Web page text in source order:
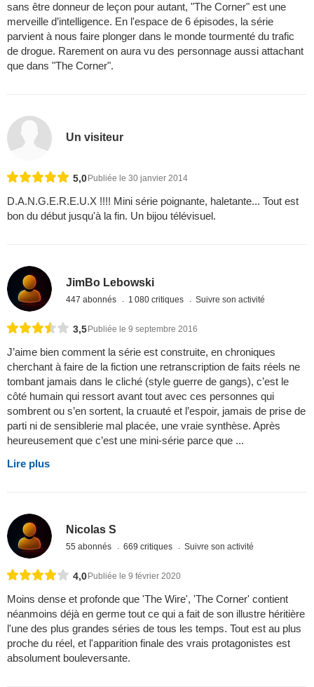
sans être donneur de leçon pour autant, "The Corner" est une
merveille d’intelligence. En l'espace de 6 épisodes, la série
parvient à nous faire plonger dans le monde tourmenté du trafic
de drogue. Rarement on aura vu des personnage aussi attachant
que dans "The Corner".
Un visiteur
5,0 Publiée le 30 janvier 2014
D.A.N.G.E.R.E.U.X !!!! Mini série poignante, haletante... Tout est
bon du début jusqu'à la fin. Un bijou télévisuel.
JimBo Lebowski
447 abonnés 1 080 critiques Suivre son activité
3,5Publiée le 9 septembre 2016
J’aime bien comment la série est construite, en chroniques
cherchant à faire de la fiction une retranscription de faits réels ne
tombant jamais dans le cliché (style guerre de gangs), c’est le
côté humain qui ressort avant tout avec ces personnes qui
sombrent ou s’en sortent, la cruauté et l’espoir, jamais de prise de
parti ni de sensiblerie mal placée, une vraie synthèse. Après
heureusement que c’est une mini-série parce que ...
Lire plus
Nicolas S
55 abonnés 669 critiques Suivre son activité
4,0Publiée le 9 février 2020
Moins dense et profonde que 'The Wire', 'The Corner' contient
néanmoins déjà en germe tout ce qui a fait de son illustre héritière
l'une des plus grandes séries de tous les temps. Tout est au plus
proche du réel, et l'apparition finale des vrais protagonistes est
absolument bouleversante.